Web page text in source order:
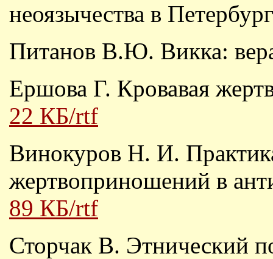
неоязычества в
Питанов В.Ю. Викка:
Ершова Г. Кровавая
22 КБ/rtf
Винокуров Н. И.
жертвоприношений в
89 КБ/rtf
Сторчак В. Этнический